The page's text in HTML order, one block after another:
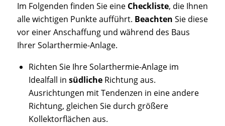
Im Folgenden finden Sie eine Checkliste, die Ihnen
alle wichtigen Punkte aufführt. Beachten Sie diese
vor einer Anschaffung und während des Baus
Ihrer Solarthermie-Anlage.
Richten Sie Ihre Solarthermie-Anlage im
Idealfall in südlicheRichtung aus.
Ausrichtungen mit Tendenzen in eine andere
Richtung, gleichen Sie durch größere
Kollektorflächen aus.